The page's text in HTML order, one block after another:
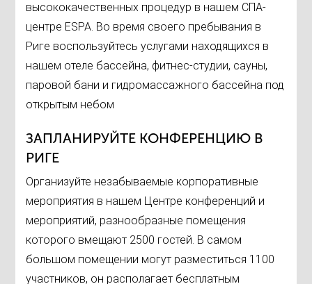
высококачественных процедур в нашем СПА-
центре ESPA. Во время своего пребывания в
Риге воспользуйтесь услугами находящихся в
нашем отеле бассейна, фитнес-студии, сауны,
паровой бани и гидромассажного бассейна под
открытым небом
ЗАПЛАНИРУЙТЕ КОНФЕРЕНЦИЮ В
РИГЕ
Организуйте незабываемые корпоративные
мероприятия в нашем Центре конференций и
мероприятий, разнообразные помещения
которого вмещают 2500 гостей. В самом
большом помещении могут разместиться 1100
участников, он располагает бесплатным